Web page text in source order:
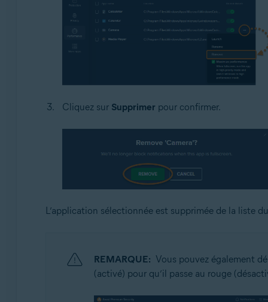
Cliquez sur Supprimer pour confirmer.
L’application sélectionnée est supprimée de la liste
REMARQUE: Vous pouvez également
(activé) pour qu’il passe au rouge